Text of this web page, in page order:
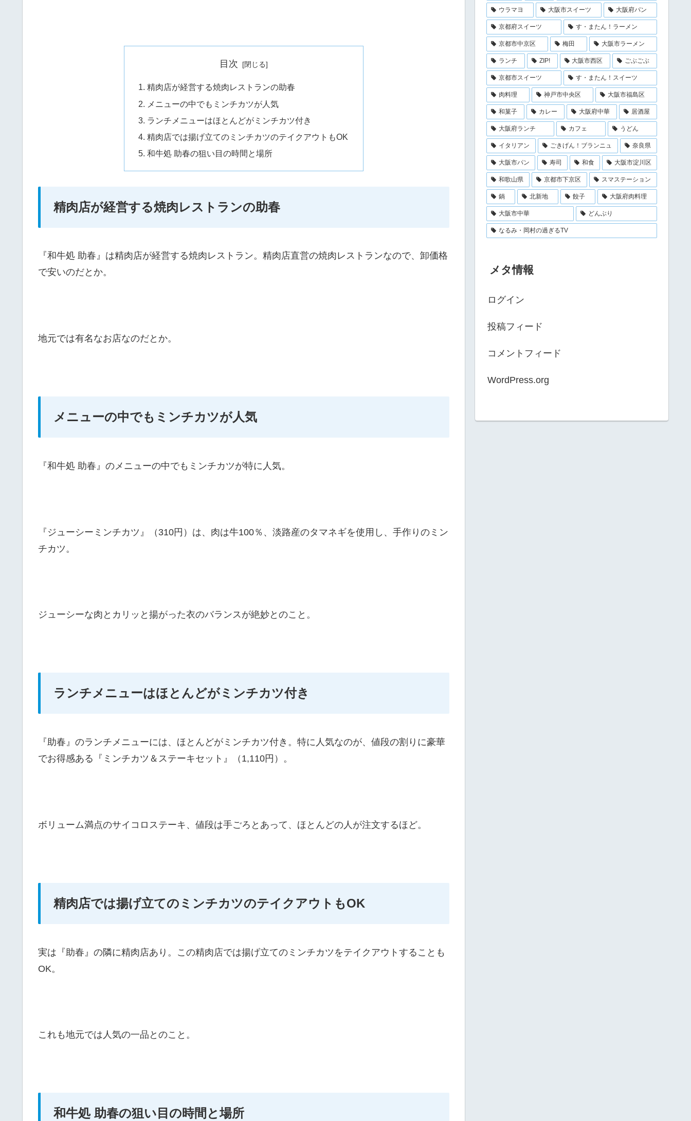
目次
精肉店が経営する焼肉レストランの助春
メニューの中でもミンチカツが人気
ランチメニューはほとんどがミンチカツ付き
精肉店では揚げ立てのミンチカツのテイクアウトもOK
和牛処 助春の狙い目の時間と場所
精肉店が経営する焼肉レストランの助春
『和牛処 助春』は精肉店が経営する焼肉レストラン。精肉店直営の焼肉レストランなので、卸価格
で安いのだとか。
地元では有名なお店なのだとか。
メニューの中でもミンチカツが人気
『和牛処 助春』のメニューの中でもミンチカツが特に人気。
『ジューシーミンチカツ』（310円）は、肉は牛100％、淡路産のタマネギを使用し、手作りのミン
チカツ。
ジューシーな肉とカリッと揚がった衣のバランスが絶妙とのこと。
ランチメニューはほとんどがミンチカツ付き
『助春』のランチメニューには、ほとんどがミンチカツ付き。特に人気なのが、値段の割りに豪華
でお得感ある『ミンチカツ＆ステーキセット』（1,110円）。
ボリューム満点のサイコロステーキ、値段は手ごろとあって、ほとんどの人が注文するほど。
精肉店では揚げ立てのミンチカツのテイクアウトもOK
実は『助春』の隣に精肉店あり。この精肉店では揚げ立てのミンチカツをテイクアウトすることも
OK。
これも地元では人気の一品とのこと。
和牛処 助春の狙い目の時間と場所
ウラマヨ 大阪市スイーツ 大阪府パン
京都府スイーツ す・またん！ラーメン
京都市中京区 梅田 大阪市ラーメン
ランチ ZIP! 大阪市西区 ごぶごぶ
京都市スイーツ す・またん！スイーツ
肉料理 神戸市中央区 大阪市福島区
和菓子 カレー 大阪府中華 居酒屋
大阪府ランチ カフェ うどん
イタリアン ごきげん！ブランニュ 奈良県
大阪市パン 寿司 和食 大阪市淀川区
和歌山県 京都市下京区 スマステーション
鍋 北新地 餃子 大阪府肉料理
大阪市中華 どんぶり
なるみ・岡村の過ぎるTV
メタ情報
ログイン
投稿フィード
コメントフィード
WordPress.org